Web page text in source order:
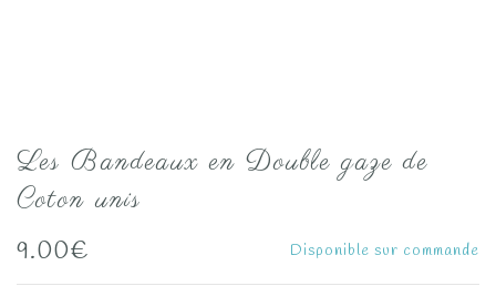
Les Bandeaux en Double gaze de
Coton unis
9.00€ Disponible sur commande